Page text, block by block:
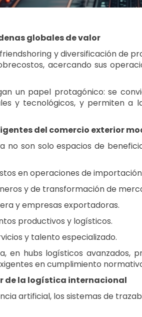
globales de valor
y diversificación de
acercando sus
un papel protagónico: se
y tecnológicos, y permiten
del comercio exterior
no son solo espacios de
en operaciones de
y de transformación de
y empresas exportadoras.
productivos y logísticos.
y talento especializado.
en hubs logísticos avanzados,
en cumplimiento
de la logística internacional
artificial, los sistemas de